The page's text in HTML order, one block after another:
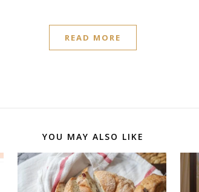
READ MORE
YOU MAY ALSO LIKE